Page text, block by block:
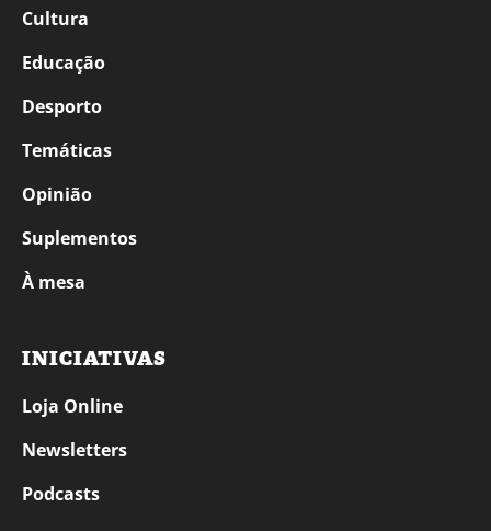
Cultura
Educação
Desporto
Temáticas
Opinião
Suplementos
À mesa
INICIATIVAS
Loja Online
Newsletters
Podcasts